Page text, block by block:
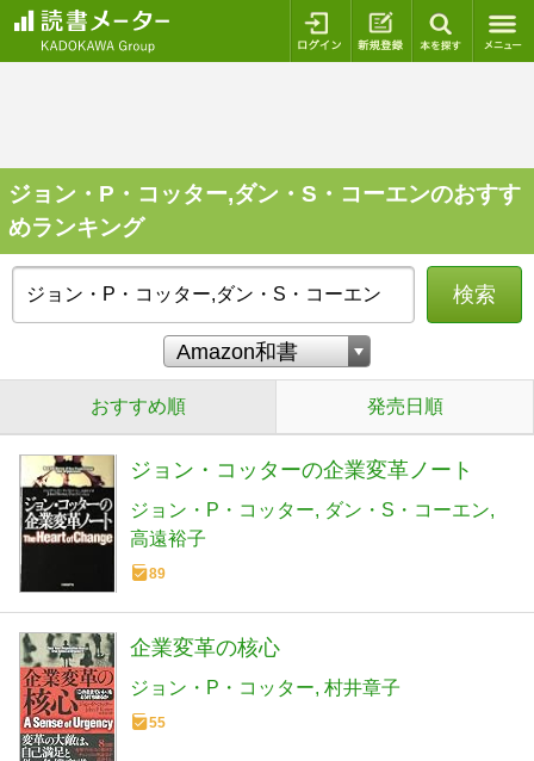
ログイン 新規登録
ジョン・P・コッター,ダン・S・コーエンのおすす
めランキング
検索
おすすめ順 発売日順
ジョン・コッターの企業変革ノート
ジョン・P・コッター
ダン・S・コーエン
高遠裕子
89
企業変革の核心
ジョン・P・コッター 村井章子
55